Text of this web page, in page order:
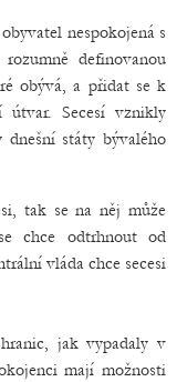
nespokojená s
definovanou
obývá, a přidat se k
Secesí vznikly
dnešní státy bývalého
tak se na něj může
chce odtrhnout od
vláda chce secesi
jak vypadaly v
mají možnosti